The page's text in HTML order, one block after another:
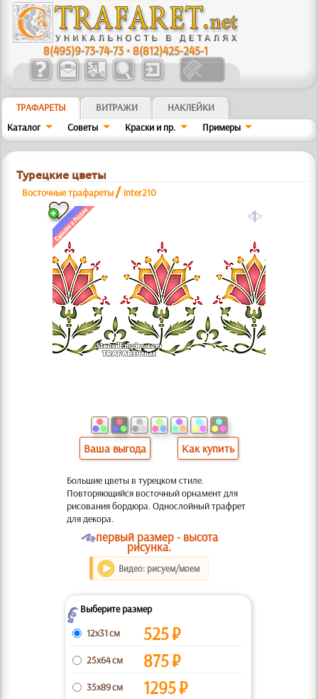
8(495)9-73-74-73 •8(812)425-245-1
ТРАФАРЕТЫ ВИТРАЖИ
НАКЛЕЙКИ
Каталог
Советы Краски и пр. Примеры
Турецкие цветы
Восточные трафареты / inter210
a
Ваша выгода Как купить
Большие цветы в турецком стиле.
Повторяющийся восточный орнамент для
рисования бордюра. Однослойный трафрет
для декора.
Oпервый размер - высота
рисунка.
Видео: рисуем/моем
ZВыберите размер
12x31 см
525₽
25x64 см 875₽
35x89 см 1295₽